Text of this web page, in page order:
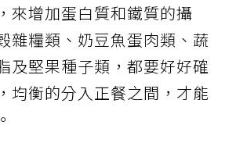
來增加蛋白質和鐵質的攝
雜糧類、奶豆魚蛋肉類、蔬
及堅果種子類，都要好好確
均衡的分入正餐之間，才能